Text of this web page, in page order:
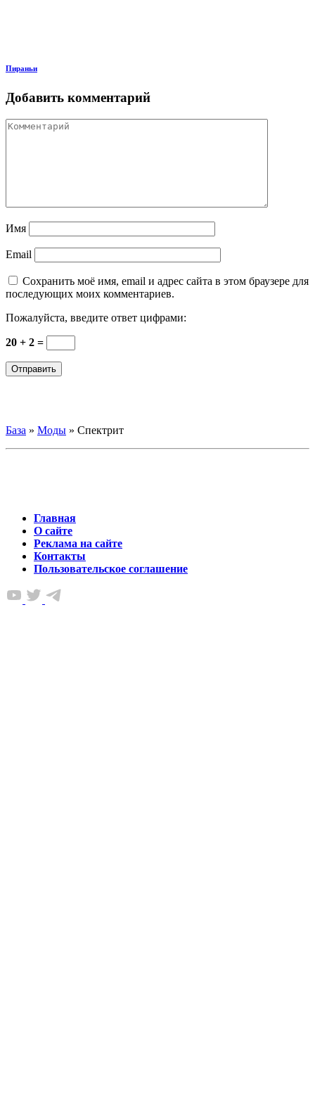
Пираньи
Добавить комментарий
Имя
Email
Сохранить моё имя, email и адрес сайта в этом браузере для
последующих моих комментариев.
Пожалуйста, введите ответ цифрами:
20 + 2 =
База » Моды » Спектрит
Главная
О сайте
Реклама на сайте
Контакты
Пользовательское соглашение